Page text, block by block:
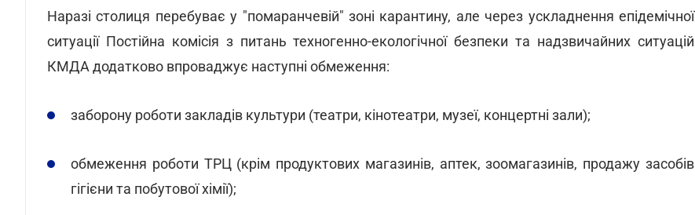
Наразі столиця перебуває у "помаранчевій" зоні карантину, але через ускладнення епідемічної
ситуації Постійна комісія з питань техногенно-екологічної безпеки та надзвичайних ситуацій
КМДА додатково впроваджує наступні обмеження:
заборону роботи закладів культури (театри, кінотеатри, музеї, концертні зали);
обмеження роботи ТРЦ (крім продуктових магазинів, аптек, зоомагазинів, продажу засобів
гігієни та побутової хімії);